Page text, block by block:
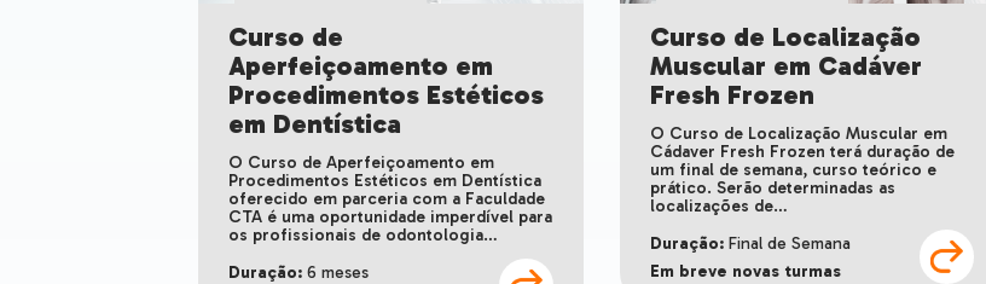
Curso de
Aperfeiçoamento em
Procedimentos Estéticos
em Dentística
O Curso de Aperfeiçoamento em
Procedimentos Estéticos em Dentística
oferecido em parceria com a Faculdade
CTA é uma oportunidade imperdível para
os profissionais de odontologia…
Duração:6 meses
Curso de Localização
Muscular em Cadáver
Fresh Frozen
O Curso de Localização Muscular em
Cádaver Fresh Frozen terá duração de
um final de semana, curso teórico e
prático. Serão determinadas as
localizações de…
Duração: Final de Semana
Em breve novas turmas